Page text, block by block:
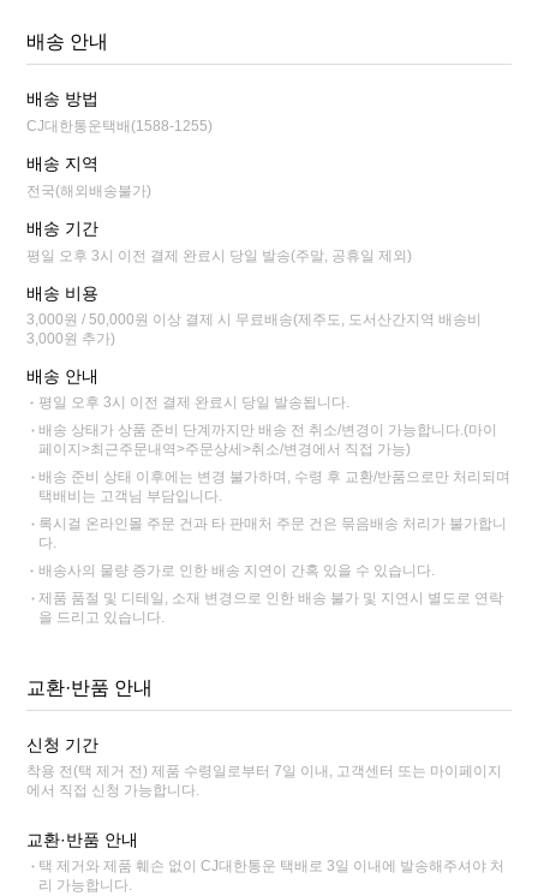
배송 안내
배송 방법
CJ대한통운택배(1588-1255)
배송 지역
전국(해외배송불가)
배송 기간
평일 오후 3시 이전 결제 완료시 당일 발송(주말, 공휴일 제외)
배송 비용
3,000원 / 50,000원 이상 결제 시 무료배송(제주도, 도서산간지역 배송비
3,000원 추가)
배송 안내
평일 오후 3시 이전 결제 완료시 당일 발송됩니다.
배송 상태가 상품 준비 단계까지만 배송 전 취소/변경이 가능합니다.(마이
페이지>최근주문내역>주문상세>취소/변경에서 직접 가능)
배송 준비 상태 이후에는 변경 불가하며, 수령 후 교환/반품으로만 처리되며
택배비는 고객님 부담입니다.
록시걸 온라인몰 주문 건과 타 판매처 주문 건은 묶음배송 처리가 불가합니
다.
배송사의 물량 증가로 인한 배송 지연이 간혹 있을 수 있습니다.
제품 품절 및 디테일, 소재 변경으로 인한 배송 불가 및 지연시 별도로 연락
을 드리고 있습니다.
교환·반품 안내
신청 기간
착용 전(택 제거 전) 제품 수령일로부터 7일 이내, 고객센터 또는 마이페이지
에서 직접 신청 가능합니다.
교환·반품 안내
택 제거와 제품 훼손 없이 CJ대한통운 택배로 3일 이내에 발송해주셔야 처
리 가능합니다.